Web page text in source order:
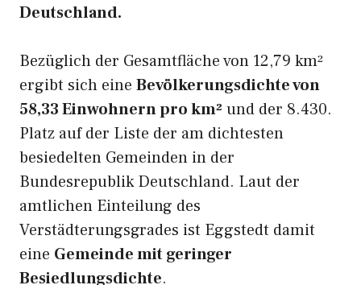
Deutschland.
Bezüglich der Gesamtfläche von 12,79 km²
ergibt sich eine Bevölkerungsdichte von
58,33 Einwohnern pro km² und der 8.430.
Platz auf der Liste der am dichtesten
besiedelten Gemeinden in der
Bundesrepublik Deutschland. Laut der
amtlichen Einteilung des
Verstädterungsgrades ist Eggstedt damit
eine Gemeinde mit geringer
Besiedlungsdichte.